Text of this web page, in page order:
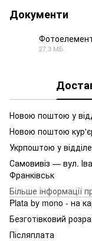
Документи
27.3 МБ
Новою поштою у
Новою поштою
Укрпоштою у
Самовивіз — вул.
Франківськ
Більше інформації
Plata by mono - на
Безготівковий
Післяплата